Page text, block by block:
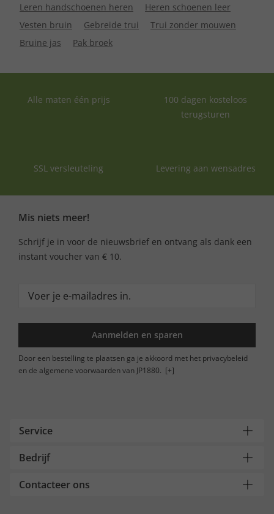
Leren handschoenen heren
Heren schoenen leer
Vesten bruin
Gebreide trui
Trui zonder mouwen
Bruine jas
Pak broek
Alle maten één prijs
100 dagen kosteloos
terugsturen
SSL versleuteling Levering aan wensadres
Mis niets meer!
Schrijf je in voor de nieuwsbrief en ontvang als dank een
instant voucher van € 10.
Aanmelden en sparen
Door een bestelling te plaatsen ga je akkoord met het privacybeleid
en de algemene voorwaarden van JP1880. [+]
Service
Bedrijf
Contacteer ons